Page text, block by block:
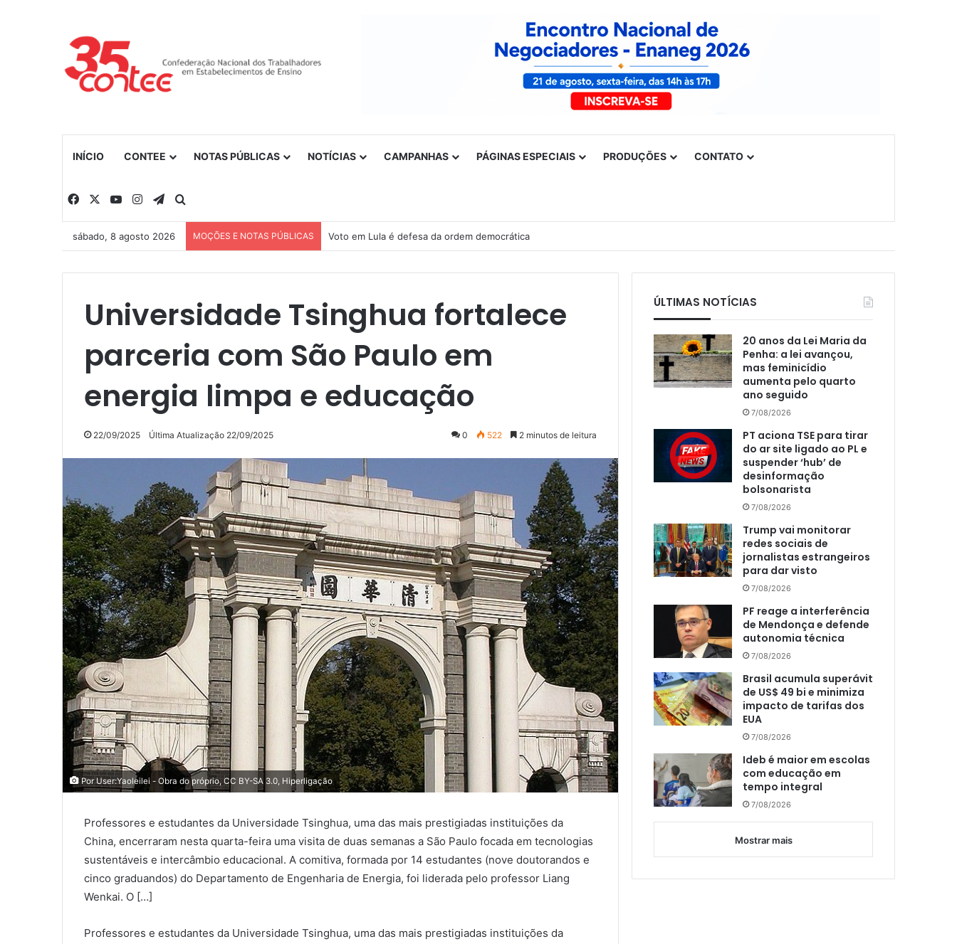
INÍCIO CONTEE NOTAS PÚBLICAS NOTÍCIAS CAMPANHAS PÁGINAS ESPECIAIS PRODUÇÕES CONTATO
Facebook YouTubeInstagramTelegram
sábado, 8 agosto 2026 MOÇÕES E NOTAS PÚBLICAS Nota de solidariedade ao povo venezuelano
Universidade Tsinghua fortalece
parceria com São Paulo em
energia limpa e educação
22/09/2025 Última Atualização 22/09/2025 0 522 2 minutos de leitura
PorUser:Yaoleilei - Obra do próprio, CC BY-SA 3.0, Hiperligação
Professores e estudantes da Universidade Tsinghua, uma das mais prestigiadas instituições da
China, encerraram nesta quarta-feira uma visita de duas semanas a São Paulo focada em tecnologias
sustentáveis e intercâmbio educacional. A comitiva, formada por 14 estudantes (nove doutorandos e
cinco graduandos) do Departamento de Engenharia de Energia, foi liderada pelo professor Liang
Wenkai. O […]
Professores e estudantes da Universidade Tsinghua, uma das mais prestigiadas instituições da
ÚLTIMAS NOTÍCIAS
20 anos da Lei Maria da
Penha: a lei avançou,
mas feminicídio
aumenta pelo quarto
ano seguido
7/08/2026
PT aciona TSE para tirar
do ar site ligado ao PL e
suspender ‘hub’ de
desinformação
bolsonarista
7/08/2026
Trump vai monitorar
redes sociais de
jornalistas estrangeiros
para dar visto
7/08/2026
PF reage a interferência
de Mendonça e defende
autonomia técnica
7/08/2026
Brasil acumula superávit
de US$ 49 bi e minimiza
impacto de tarifas dos
EUA
7/08/2026
Ideb é maior em escolas
com educação em
tempo integral
7/08/2026
Mostrar mais